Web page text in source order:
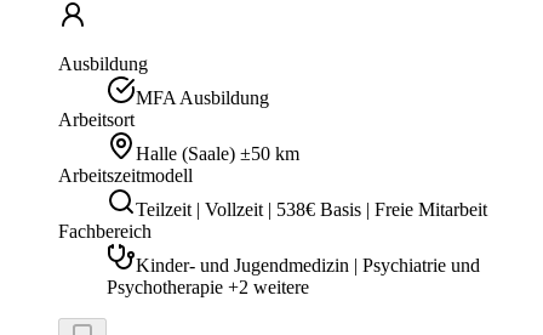
Ausbildung
MFA Ausbildung
Arbeitsort
Halle (Saale) ±50 km
Arbeitszeitmodell
Teilzeit | Vollzeit | 538€ Basis | Freie Mitarbeit
Fachbereich
Kinder- und Jugendmedizin | Psychiatrie und
Psychotherapie +2 weitere